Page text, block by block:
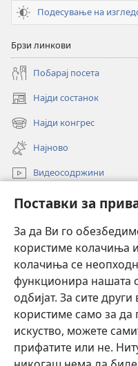
Поставки за
За да Ви го
користиме колачиња
колачиња се
функционира нашата
одбијат. За сите
користиме само за
искуство, можете
прифатите или не.
Подесување на
Брзи линкови
Побарај посета
Најди состанок
(opens
new
window)
Најди конгрес
(opens
new
window)
Најново
Видеосодржини
(opens
new
window)ОНЛАЈН БИБЛИОТЕКА
(opens
new
window)JW Hub
(opens
new
window)Watchtower Library